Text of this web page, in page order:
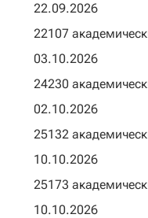
22.09.2026
22107
03.10.2026
24230
02.10.2026
25132
10.10.2026
25173
10.10.2026